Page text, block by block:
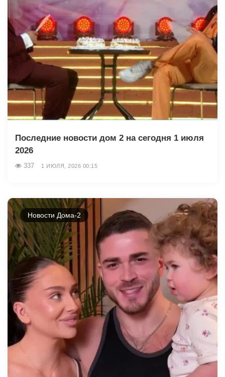
Последние новости дом 2 на сегодня 1 июля
2026
337 1 ИЮЛЯ, 2026 00:15
Новости Дома-2